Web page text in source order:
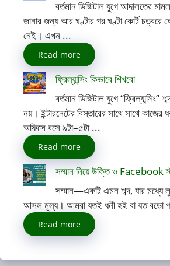
বর্তমান ডিজিটাল যুগে আদালতের
জানার জন্য আর ঘণ্টার পর ঘণ্টা কোর্ট চত্বরে
নেই। এখন ...
Read more
ফ্রিল্যান্সিং কিভাবে শিখবো
বর্তমান ডিজিটাল যুগে
নয়। ইন্টারনেটের বিস্তারের সাথে সাথে কাজের
অফিসে বসে ৯টা–৫টা ...
Read more
সম্মান নিয়ে উক্তি ও Facebook
সম্মান—একটি এমন শব্দ, যার মধ্যে
আসল মূল্য। আমরা যতই ধনী হই বা যত বড়ো
Read more